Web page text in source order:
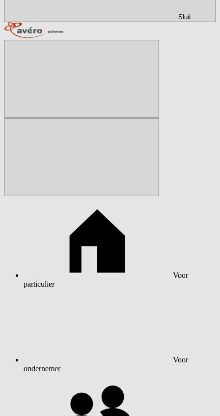
Sluit
Voor
particulier
Voor
ondernemer